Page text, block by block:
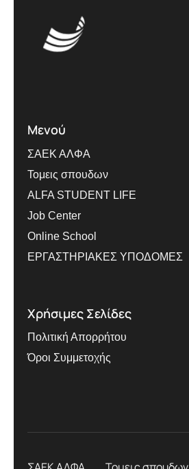
Μενού
ΣΑΕΚ ΑΛΦΑ
Τομεις σπουδων
ALFA STUDENT LIFE
Job Center
Online School
ΕΡΓΑΣΤΗΡΙΑΚΕΣ ΥΠΟΔΟΜΕΣ
Χρήσιμες Σελίδες
Πολιτική Απορρήτου
Όροι Συμμετοχής